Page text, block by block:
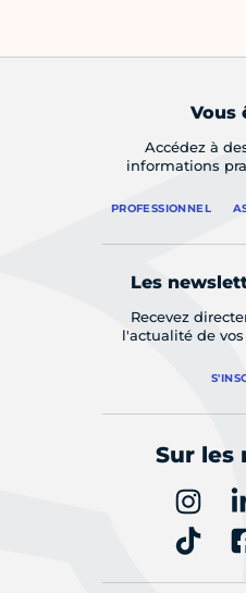
Vous
Accédez à
informations
PROFESSIONNEL
Les
Recevez
l'actualité de
Sur les